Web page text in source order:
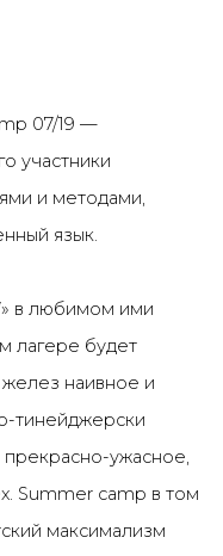
07/19 —
участники
и методами,
язык.
в любимом ими
лагере будет
наивное и
тинейджерски
ужасное,
Summer camp в том
максимализм